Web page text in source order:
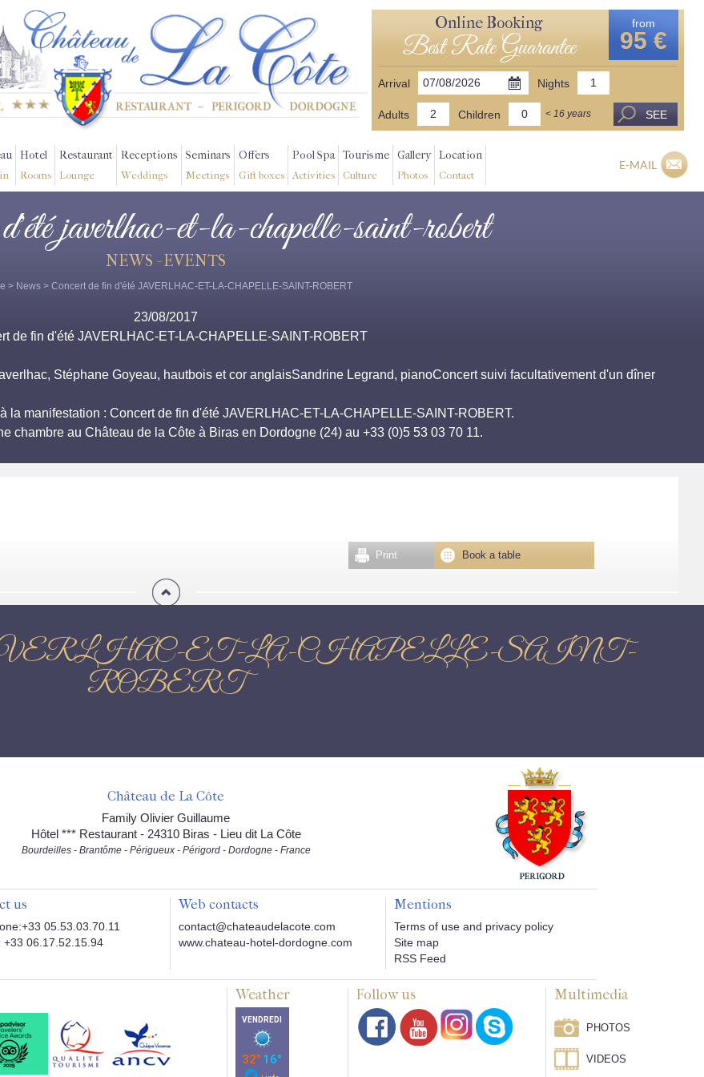
Online Booking
Best Rate Guarantee
from
95 €
Arrival Nights
Adults Children < 16 years SEE
Hotel
Rooms
Restaurant
Lounge
Receptions
Weddings
Seminars
Meetings
Offers
Gift boxes
Pool Spa
Activities
Tourisme
Culture
Gallery
Photos
Location
Contact
E-MAIL
javerlhac-et-la-chapelle-saint-robert
NEWS - EVENTS
> News > Concert de fin d'été JAVERLHAC-ET-LA-CHAPELLE-SAINT-ROBERT
23/08/2017
de fin d'été JAVERLHAC-ET-LA-CHAPELLE-SAINT-ROBERT
Stéphane Goyeau, hautbois et cor anglaisSandrine Legrand, pianoConcert suivi facultativement d'un dîner
la manifestation : Concert de fin d'été JAVERLHAC-ET-LA-CHAPELLE-SAINT-ROBERT.
chambre au Château de la Côte à Biras en Dordogne (24) au +33 (0)5 53 03 70 11.
Book a table
Print
d'été JAVERLHAC-ET-LA-CHAPELLE-SAINT-
ROBERT
Château de La Côte
Family Olivier Guillaume
Hôtel *** Restaurant - 24310 Biras - Lieu dit La Côte
Bourdeilles - Brantôme - Périgueux - Périgord - Dordogne - France
us
05.53.03.70.11
+33 06.17.52.15.94
Web contacts
contact@chateaudelacote.com
www.chateau-hotel-dordogne.com
Mentions
Terms of use and privacy policy
Site map
RSS Feed
Weather Follow us Multimedia
PHOTOS
VIDEOS